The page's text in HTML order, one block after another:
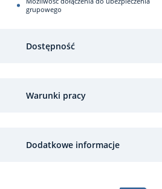
grupowego
Dostępność
Warunki pracy
Dodatkowe informacje